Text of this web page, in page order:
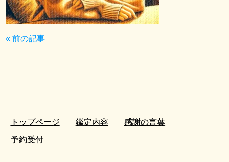
« 前の記事
トップページ 鑑定内容 感謝の言葉
予約受付